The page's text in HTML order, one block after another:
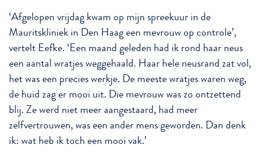
‘Afgelopen vrijdag kwam op mijn spreekuur in de
Mauritskliniek in Den Haag een mevrouw op controle’,
vertelt Eefke. ‘Een maand geleden had ik rond haar neus
een aantal wratjes weggehaald. Haar hele neusrand zat vol,
het was een precies werkje. De meeste wratjes waren weg,
de huid zag er mooi uit. Die mevrouw was zo ontzettend
blij. Ze werd niet meer aangestaard, had meer
zelfvertrouwen, was een ander mens geworden. Dan denk
ik: wat heb ik toch een mooi vak.’